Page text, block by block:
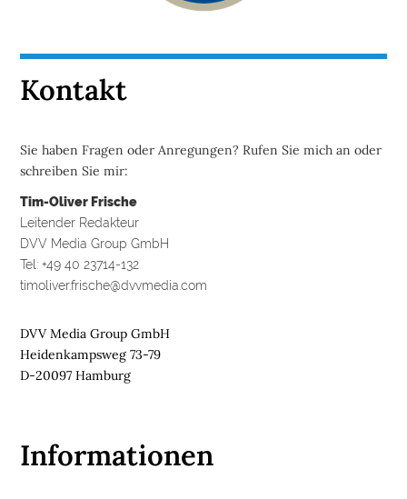
Kontakt
Sie haben Fragen oder Anregungen? Rufen Sie mich an oder
schreiben Sie mir:
Tim-Oliver Frische
Leitender Redakteur
DVV Media Group GmbH
Tel: +49 40 23714-132
timoliver.frische@dvvmedia.com
DVV Media Group GmbH
Heidenkampsweg 73-79
D-20097 Hamburg
Informationen